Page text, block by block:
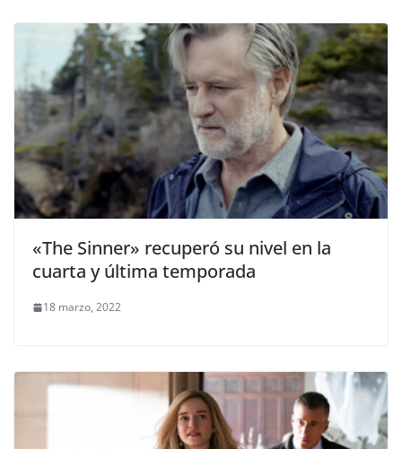
«The Sinner» recuperó su nivel en la
cuarta y última temporada
18 marzo, 2022